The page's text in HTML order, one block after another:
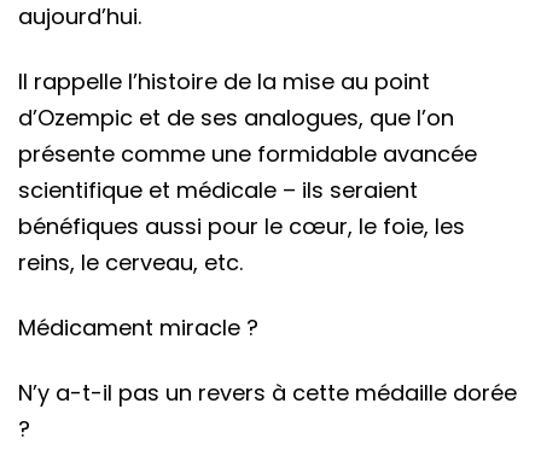
aujourd’hui.
Il rappelle l’histoire de la mise au point
d’Ozempic et de ses analogues, que l’on
présente comme une formidable avancée
scientifique et médicale – ils seraient
bénéfiques aussi pour le cœur, le foie, les
reins, le cerveau, etc.
Médicament miracle ?
N’y a-t-il pas un revers à cette médaille dorée
?